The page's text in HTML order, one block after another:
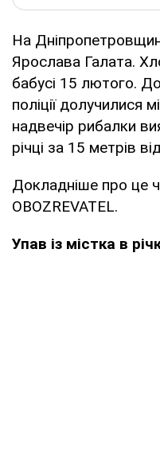
На
Ярослава Галата.
бабусі 15 лютого.
поліції долучилися
надвечір рибалки
річці за 15 метрів
Докладніше про це
OBOZREVATEL.
Упав із містка в